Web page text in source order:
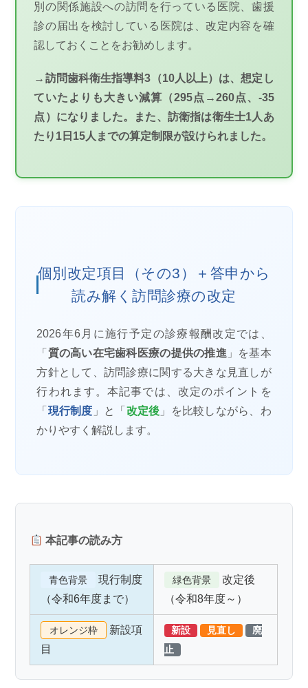
別の関係施設への訪問を行っている医院、歯援
診の届出を検討している医院は、改定内容を確
認しておくことをお勧めします。
→訪問歯科衛生指導料3（10人以上）は、想定し
ていたよりも大きい減算（295点→260点、 -35
点 ）になりました。また、訪衛指は衛生士1人あ
たり1日15人までの算定制限が設けられました。
個別改定項目（その3）＋答申から
読み解く訪問診療の改定
2026年6月に施行予定の診療報酬改定では、
「 質の高い在宅歯科医療の提供の推進 」を基本
方針として、訪問診療に関する大きな見直しが
行われます。本記事では、改定のポイントを
「 現行制度 」と「 改定後 」を比較しながら、わ
かりやすく解説します。
本記事の読み方
青色背景
現行制度
（令和6年度まで）
緑色背景
改定後
（令和8年度～）
オレンジ枠
新設項
目
新設 見直し
廃
止